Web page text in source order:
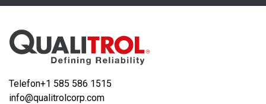
Telefon+1 585 586 1515
info@qualitrolcorp.com